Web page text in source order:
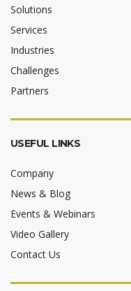
Solutions
Services
Industries
Challenges
Partners
USEFUL LINKS
Company
News & Blog
Events & Webinars
Video Gallery
Contact Us